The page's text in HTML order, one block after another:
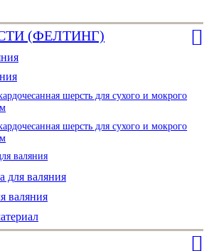
(ФЕЛТИНГ)
шерсть для сухого и мокрого
шерсть для сухого и мокрого
валяния
для валяния
валяния